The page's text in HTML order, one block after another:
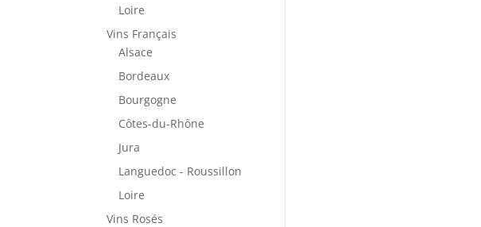
Loire
Vins Français
Alsace
Bordeaux
Bourgogne
Côtes-du-Rhône
Jura
Languedoc - Roussillon
Loire
Vins Rosés